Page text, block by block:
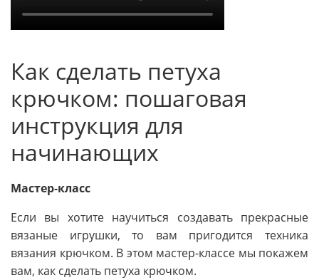
Как сделать петуха
крючком: пошаговая
инструкция для
начинающих
Мастер-класс
Если вы хотите научиться создавать прекрасные
вязаные игрушки, то вам пригодится техника
вязания крючком. В этом мастер-классе мы покажем
вам, как сделать петуха крючком.